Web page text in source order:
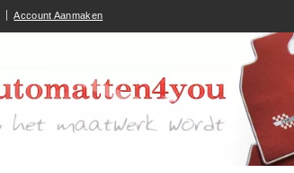
Account Aanmaken